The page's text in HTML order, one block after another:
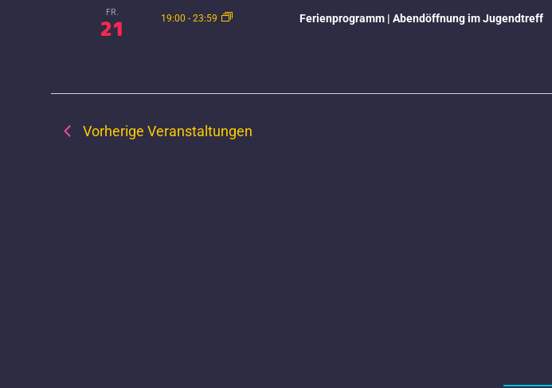
FR.
21 19:00 - 23:59 Ferienprogramm | Abendöffnung im Jugendtreff
Vorherige Veranstaltungen